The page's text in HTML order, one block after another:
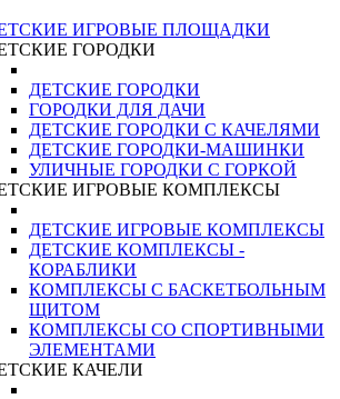
ИГРОВЫЕ ПЛОЩАДКИ
ГОРОДКИ
ДЕТСКИЕ ГОРОДКИ
ГОРОДКИ ДЛЯ ДАЧИ
ДЕТСКИЕ ГОРОДКИ С КАЧЕЛЯМИ
ДЕТСКИЕ ГОРОДКИ-МАШИНКИ
УЛИЧНЫЕ ГОРОДКИ С ГОРКОЙ
ИГРОВЫЕ КОМПЛЕКСЫ
ДЕТСКИЕ ИГРОВЫЕ КОМПЛЕКСЫ
ДЕТСКИЕ КОМПЛЕКСЫ -
КОРАБЛИКИ
КОМПЛЕКСЫ С БАСКЕТБОЛЬНЫМ
ЩИТОМ
КОМПЛЕКСЫ СО СПОРТИВНЫМИ
ЭЛЕМЕНТАМИ
КАЧЕЛИ